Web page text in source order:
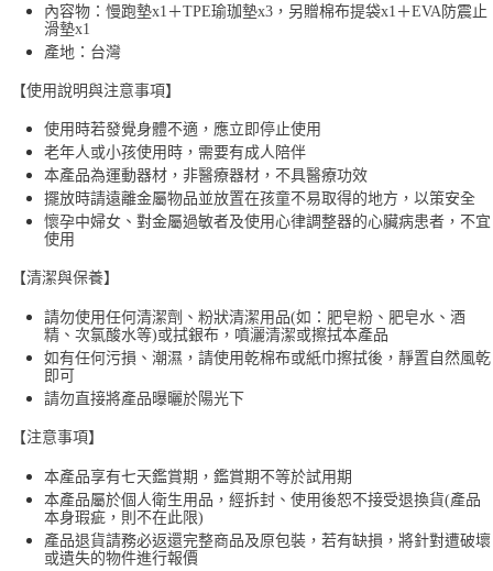
內容物：慢跑墊x1＋TPE瑜珈墊x3，另贈棉布提袋x1＋EVA防震止
滑墊x1
產地：台灣
【使用說明與注意事項】
使用時若發覺身體不適，應立即停止使用
老年人或小孩使用時，需要有成人陪伴
本產品為運動器材，非醫療器材，不具醫療功效
擺放時請遠離金屬物品並放置在孩童不易取得的地方，以策安全
懷孕中婦女、對金屬過敏者及使用心律調整器的心臟病患者，不宜
使用
【清潔與保養】
請勿使用任何清潔劑、粉狀清潔用品(如：肥皂粉、肥皂水、酒
精、次氯酸水等)或拭銀布，噴灑清潔或擦拭本產品
如有任何污損、潮濕，請使用乾棉布或紙巾擦拭後，靜置自然風乾
即可
請勿直接將產品曝曬於陽光下
【注意事項】
本產品享有七天鑑賞期，鑑賞期不等於試用期
本產品屬於個人衛生用品，經拆封、使用後恕不接受退換貨(產品
本身瑕疵，則不在此限)
產品退貨請務必返還完整商品及原包裝，若有缺損，將針對遭破壞
或遺失的物件進行報價